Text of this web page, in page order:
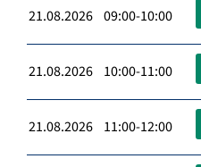
21.08.2026 09:00-10:00
21.08.2026 10:00-11:00
21.08.2026 11:00-12:00